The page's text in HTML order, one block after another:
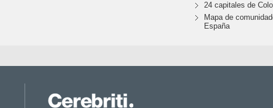
24 capitales de
Mapa de
España